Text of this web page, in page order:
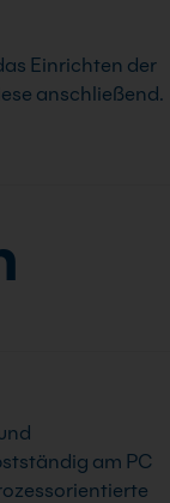
Einrichten der
anschließend.
am PC